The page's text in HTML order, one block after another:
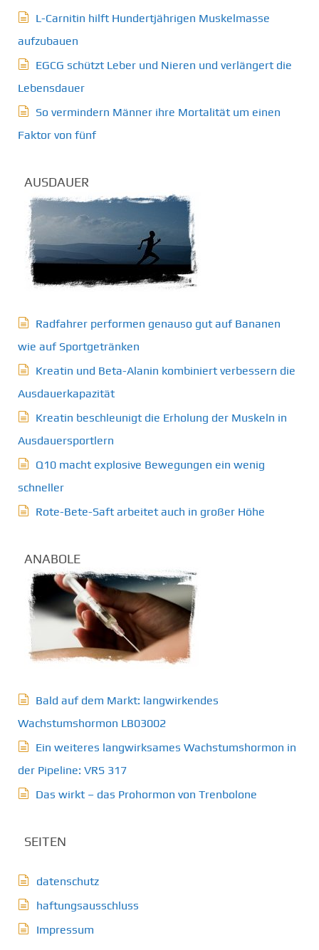
L-Carnitin hilft Hundertjährigen Muskelmasse
aufzubauen
EGCG schützt Leber und Nieren und verlängert die
Lebensdauer
So vermindern Männer ihre Mortalität um einen
Faktor von fünf
AUSDAUER
Radfahrer performen genauso gut auf Bananen
wie auf Sportgetränken
Kreatin und Beta-Alanin kombiniert verbessern die
Ausdauerkapazität
Kreatin beschleunigt die Erholung der Muskeln in
Ausdauersportlern
Q10 macht explosive Bewegungen ein wenig
schneller
Rote-Bete-Saft arbeitet auch in großer Höhe
ANABOLE
Bald auf dem Markt: langwirkendes
Wachstumshormon LB03002
Ein weiteres langwirksames Wachstumshormon in
der Pipeline: VRS 317
Das wirkt – das Prohormon von Trenbolone
SEITEN
datenschutz
haftungsausschluss
Impressum